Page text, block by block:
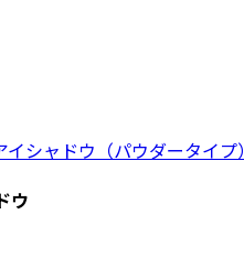
イシャドウ（パウダータイプ）
ウ